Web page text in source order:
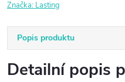
Značka: Lasting
Popis produktu
Detailní popis